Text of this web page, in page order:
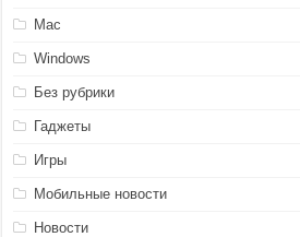
Mac
Windows
Без рубрики
Гаджеты
Игры
Мобильные новости
Новости